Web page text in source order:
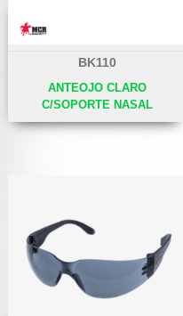
BK110
ANTEOJO CLARO
C/SOPORTE NASAL